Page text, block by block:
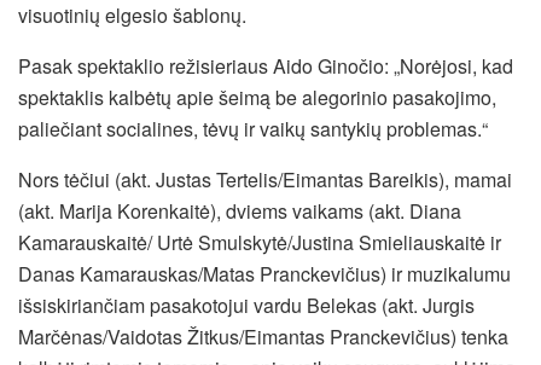
visuotinių elgesio šablonų.
Pasak spektaklio režisieriaus Aido Ginočio: „Norėjosi, kad
spektaklis kalbėtų apie šeimą be alegorinio pasakojimo,
paliečiant socialines, tėvų ir vaikų santykių problemas.“
Nors tėčiui (akt. Justas Tertelis/Eimantas Bareikis), mamai
(akt. Marija Korenkaitė), dviems vaikams (akt. Diana
Kamarauskaitė/ Urtė Smulskytė/Justina Smieliauskaitė ir
Danas Kamarauskas/Matas Pranckevičius) ir muzikalumu
išsiskiriančiam pasakotojui vardu Belekas (akt. Jurgis
Marčėnas/Vaidotas Žitkus/Eimantas Pranckevičius) tenka